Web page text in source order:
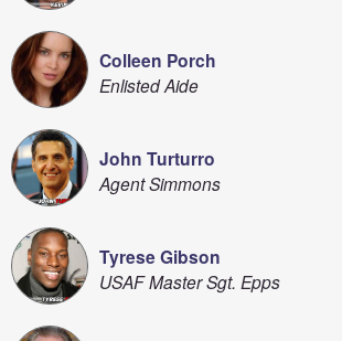
Colleen Porch
Enlisted Aide
John Turturro
Agent Simmons
Tyrese Gibson
USAF Master Sgt. Epps